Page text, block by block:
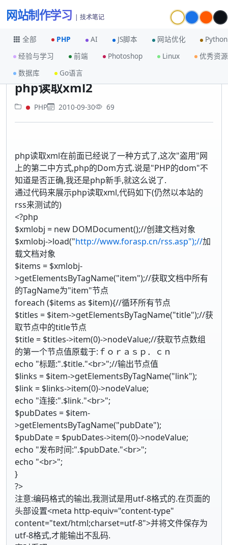
网站制作学习 | 技术笔记
全部 PHP AI JS脚本 网站优化
Python
经验与学习
前端 Photoshop Linux
优秀资源
数据库
Go语言
首页 PHP php读取xml2
php读取xml2
PHP 2010-09-30 69
php读取xml在前面已经说了一种方式了,这次"盗用"网
上的第二中方式,php的Dom方式.说是"PHP的dom"不
知道是否正确,我还是php新手,就这么说了.
通过代码来展示php读取xml,代码如下(仍然以本站的
rss来测试的)
<?php
$xmlobj = new DOMDocument();//创建文档对象
$xmlobj->load("http://www.forasp.cn/rss.asp");//加
载文档对象
$items = $xmlobj-
>getElementsByTagName("item");//获取文档中所有
的TagName为"item"节点
foreach ($items as $item){//循环所有节点
$titles = $item->getElementsByTagName("title");//获
取节点中的title节点
$title = $titles->item(0)->nodeValue;//获取节点数组
的第一个节点值原载于:ｆｏｒａｓｐ．ｃｎ
echo "标题:".$title."<br>";//输出节点值
$links = $item->getElementsByTagName("link");
$link = $links->item(0)->nodeValue;
echo "连接:".$link."<br>";
$pubDates = $item-
>getElementsByTagName("pubDate");
$pubDate = $pubDates->item(0)->nodeValue;
echo "发布时间:".$pubDate."<br>";
echo "<br>";
}
?>
注意:编码格式的输出,我测试是用utf-8格式的.在页面的
头部设置<meta http-equiv="content-type"
content="text/html;charset=utf-8">并将文件保存为
utf-8格式,才能输出不乱码.